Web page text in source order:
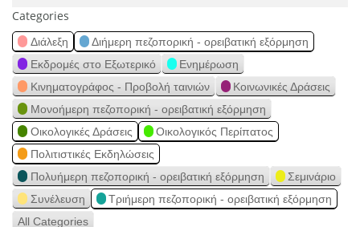
Categories
Διάλεξη
Διήμερη πεζοπορική - ορειβατική εξόρμηση
Εκδρομές στο Εξωτερικό
Ενημέρωση
Κινηματογράφος - Προβολή ταινιών
Κοινωνικές Δράσεις
Μονοήμερη πεζοπορική - ορειβατική εξόρμηση
Οικολογικές Δράσεις
Οικολογικός Περίπατος
Πολιτιστικές Εκδηλώσεις
Πολυήμερη πεζοπορική - ορειβατική εξόρμηση
Σεμινάριο
Συνέλευση
Τριήμερη πεζοπορική - ορειβατική εξόρμηση
All Categories